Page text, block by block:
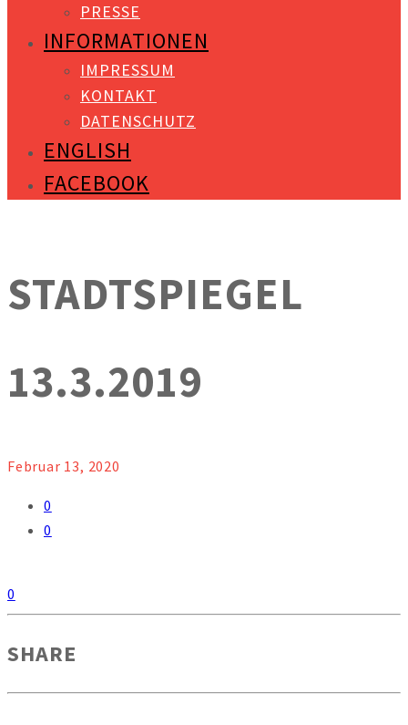
PRESSE
INFORMATIONEN
IMPRESSUM
KONTAKT
DATENSCHUTZ
ENGLISH
FACEBOOK
STADTSPIEGEL
13.3.2019
Februar 13, 2020
0
0
0
SHARE